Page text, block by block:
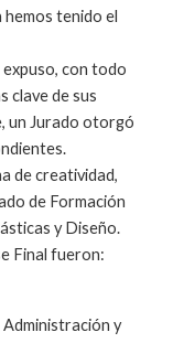
hemos tenido el
expuso, con todo
clave de sus
un Jurado otorgó
de creatividad,
de Formación
y Diseño.
Final fueron:
y